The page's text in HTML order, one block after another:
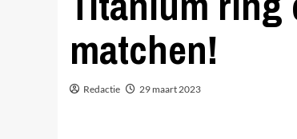
matchen!
Redactie 29 maart 2023